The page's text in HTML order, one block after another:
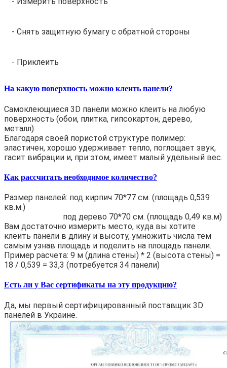
- Снять защитную бумагу с обратной стороны
- Приклеить
На какую поверхность можно клеить панели?
Самоклеющиеся 3D панели можно клеить на любую
поверхность (обои, плитка, гипсокартон, дерево,
металл).
Благодаря своей пористой структуре полимер:
эластичен, хорошо удерживает тепло, поглощает звук,
гасит вибрации и, при этом, имеет малый удельный вес.
Как рассчитать необходимое количество?
Размер панелей: под кирпич 70*77 см. (площадь 0,539
кв.м.)
под дерево 70*70 см. (площадь 0,49 кв.м)
Вам достаточно измерить место, куда вы хотите
клеить панели в длину и высоту, умножить числа тем
самым узнав площадь и поделить на площадь панели.
Пример расчета: 9 м (длина стены) * 2 (высота стены) =
18 / 0,539 = 33,3 (потребуется 34 панели)
Есть ли у Вас сертификаты на эту продукцию?
Да, мы первый сертифицированный поставщик 3D
панелей в Украине.